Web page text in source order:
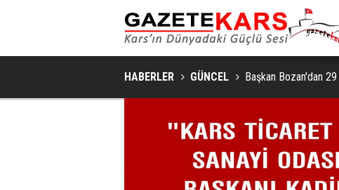
HABERLER GÜNCEL Başkan Bozan'dan